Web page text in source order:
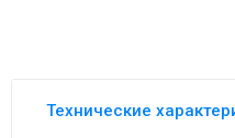
Технические